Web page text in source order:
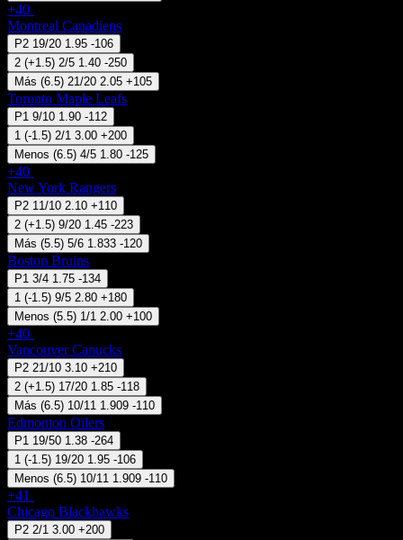
+40
Montreal Canadiens
P2 19/20 1.95 -106
2 (+1.5) 2/5 1.40 -250
Más (6.5) 21/20 2.05 +105
Toronto Maple Leafs
P1 9/10 1.90 -112
1 (-1.5) 2/1 3.00 +200
Menos (6.5) 4/5 1.80 -125
+40
New York Rangers
P2 11/10 2.10 +110
2 (+1.5) 9/20 1.45 -223
Más (5.5) 5/6 1.833 -120
Boston Bruins
P1 3/4 1.75 -134
1 (-1.5) 9/5 2.80 +180
Menos (5.5) 1/1 2.00 +100
+40
Vancouver Canucks
P2 21/10 3.10 +210
2 (+1.5) 17/20 1.85 -118
Más (6.5) 10/11 1.909 -110
Edmonton Oilers
P1 19/50 1.38 -264
1 (-1.5) 19/20 1.95 -106
Menos (6.5) 10/11 1.909 -110
+41
Chicago Blackhawks
P2 2/1 3.00 +200